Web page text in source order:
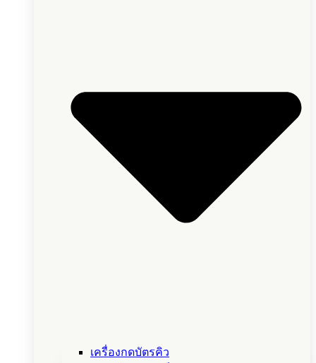
เครื่องกดบัตรคิว